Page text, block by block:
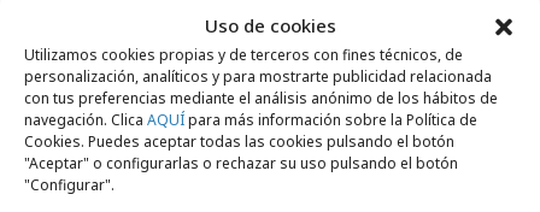
Uso de cookies
Utilizamos cookies propias y de terceros con fines técnicos, de
personalización, analíticos y para mostrarte publicidad relacionada
con tus preferencias mediante el análisis anónimo de los hábitos de
navegación. Clica AQUÍpara más información sobre la Política de
Cookies. Puedes aceptar todas las cookies pulsando el botón
"Aceptar" o configurarlas o rechazar su uso pulsando el botón
"Configurar".
Noticias Relacionadas
Campañas